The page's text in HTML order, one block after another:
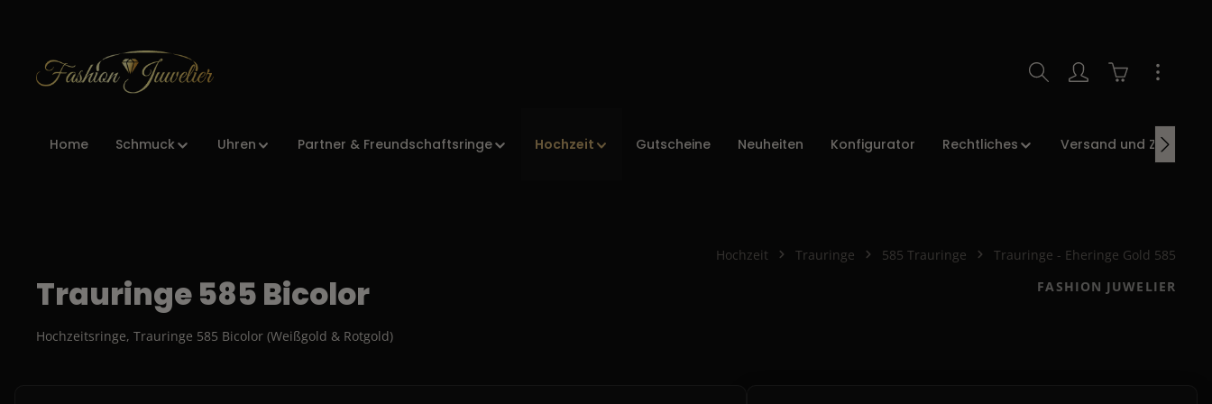
Warenkorb
Home Schmuck Uhren Partner & Freundschaftsringe Gutscheine Neuheiten Konfigurator Rechtliches Versand und Zahlung
Hochzeit Trauringe 585 Trauringe Trauringe - Eheringe Gold 585
Trauringe 585 Bicolor FASHION JUWELIER
Hochzeitsringe, Trauringe 585 Bicolor (Weißgold & Rotgold)